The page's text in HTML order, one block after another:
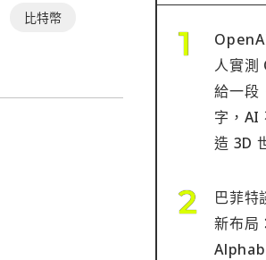
比特幣
人實測
給一段
字，AI
造 3D
巴菲特
新布局